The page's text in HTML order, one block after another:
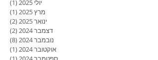
יולי 2025
(1)
מרץ 2025
(1)
ינואר 2025
(2)
דצמבר 2024
(2)
נובמבר 2024
(8)
אוקטובר 2024
(1)